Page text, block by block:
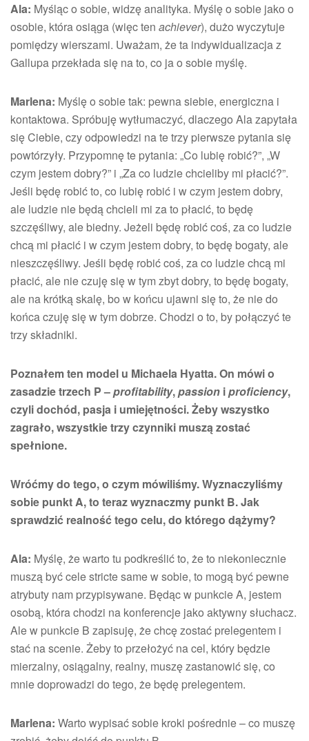
Ala: Myśląc o sobie, widzę analityka. Myślę o sobie jako o
osobie, która osiąga (więc ten achiever), dużo wyczytuje
pomiędzy wierszami. Uważam, że ta indywidualizacja z
Gallupa przekłada się na to, co ja o sobie myślę.
Marlena: Myślę o sobie tak: pewna siebie, energiczna i
kontaktowa. Spróbuję wytłumaczyć, dlaczego Ala zapytała
się Ciebie, czy odpowiedzi na te trzy pierwsze pytania się
powtórzyły. Przypomnę te pytania: „Co lubię robić?”, „W
czym jestem dobry?” i „Za co ludzie chcieliby mi płacić?”.
Jeśli będę robić to, co lubię robić i w czym jestem dobry,
ale ludzie nie będą chcieli mi za to płacić, to będę
szczęśliwy, ale biedny. Jeżeli będę robić coś, za co ludzie
chcą mi płacić i w czym jestem dobry, to będę bogaty, ale
nieszczęśliwy. Jeśli będę robić coś, za co ludzie chcą mi
płacić, ale nie czuję się w tym zbyt dobry, to będę bogaty,
ale na krótką skalę, bo w końcu ujawni się to, że nie do
końca czuję się w tym dobrze. Chodzi o to, by połączyć te
trzy składniki.
Poznałem ten model u Michaela Hyatta. On mówi o
zasadzie trzech P –profitability,passion iproficiency,
czyli dochód, pasja i umiejętności. Żeby wszystko
zagrało, wszystkie trzy czynniki muszą zostać
spełnione.
Wróćmy do tego, o czym mówiliśmy. Wyznaczyliśmy
sobie punkt A, to teraz wyznaczmy punkt B. Jak
sprawdzić realność tego celu, do którego dążymy?
Ala: Myślę, że warto tu podkreślić to, że to niekoniecznie
muszą być cele stricte same w sobie, to mogą być pewne
atrybuty nam przypisywane. Będąc w punkcie A, jestem
osobą, która chodzi na konferencje jako aktywny słuchacz.
Ale w punkcie B zapisuję, że chcę zostać prelegentem i
stać na scenie. Żeby to przełożyć na cel, który będzie
mierzalny, osiągalny, realny, muszę zastanowić się, co
mnie doprowadzi do tego, że będę prelegentem.
Marlena: Warto wypisać sobie kroki pośrednie – co muszę